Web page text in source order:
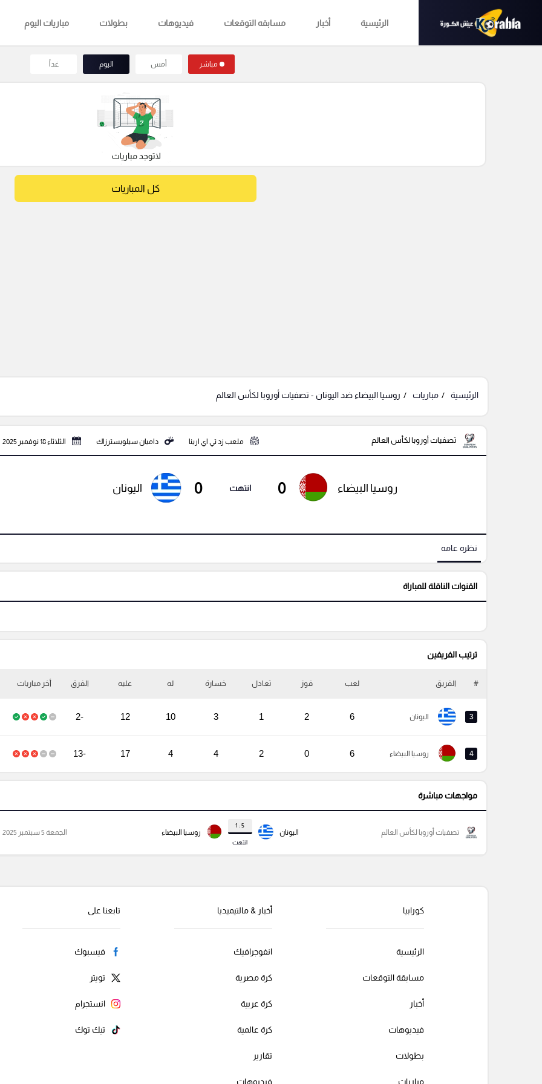
الرئيسية أخبار مسابقه التوقعات فيديوهات بطولات مباريات اليوم
مباشر أمس اليوم غداً
كل المباريات
الرئيسية مباريات روسيا البيضاء ضد اليونان - تصفيات أوروبا لكأس العالم
تصفيات أوروبا لكأس العالم ملعب زد تي اي ارينا داميان سيلويسترزاك الثلاثاء 18 نوفمبر 2025
روسيا البيضاء 0 انتهت 0 اليونان
نظره عامه
القنوات الناقلة للمباراة
ترتيب الفريفين
# الفريق لعب فوز تعادل خسارة له عليه الفرق أخر مباريات
3 اليونان 6
2
1
3
10
12
-2
4 روسيا البيضاء 6
0
2
4
4
17
-13
مواجهات مباشرة
اليونان
5 : 1
انتهت
روسيا البيضاء تصفيات أوروبا لكأس العالم الجمعة 5 سبتمبر 2025
كورابيا
الرئيسية
مسابقة التوقعات
أخبار
فيديوهات
بطولات
مباريات
أخبار & مالتيميديا
انفوجرافيك
كرة مصرية
كرة عربية
كرة عالمية
تقارير
فيديوهات
تابعنا على
فيسبوك
تويتر
انستجرام
تيك توك